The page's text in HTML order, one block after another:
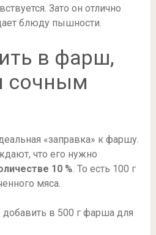
Зато он отлично
блюду пышности.
в фарш,
сочным
«заправка» к фаршу.
что его нужно
10 % . То есть 100 г
мяса.